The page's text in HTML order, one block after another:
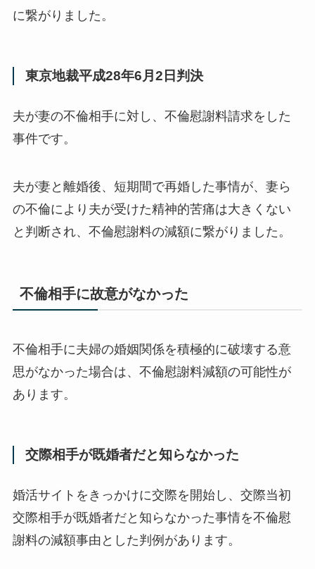
に繋がりました。
東京地裁平成28年6月2日判決
夫が妻の不倫相手に対し、不倫慰謝料請求をした
事件です。
夫が妻と離婚後、短期間で再婚した事情が、妻ら
の不倫により夫が受けた精神的苦痛は大きくない
と判断され、不倫慰謝料の減額に繋がりました。
不倫相手に故意がなかった
不倫相手に夫婦の婚姻関係を積極的に破壊する意
思がなかった場合は、不倫慰謝料減額の可能性が
あります。
交際相手が既婚者だと知らなかった
婚活サイトをきっかけに交際を開始し、交際当初
交際相手が既婚者だと知らなかった事情を不倫慰
謝料の減額事由とした判例があります。